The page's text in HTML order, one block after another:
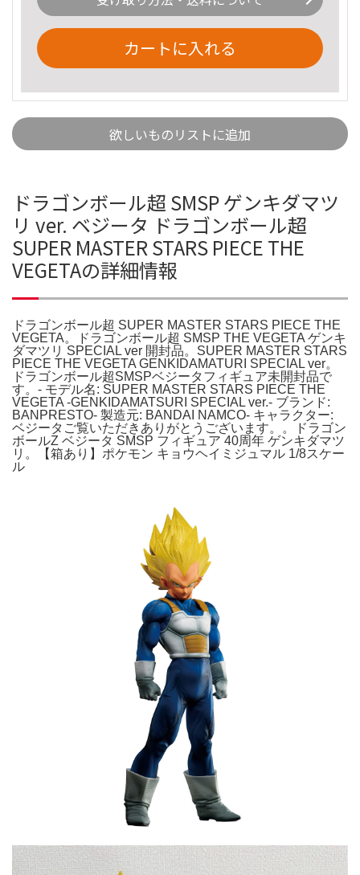
カートに入れる
欲しいものリストに追加
ドラゴンボール超 SMSP ゲンキダマツ
リ ver. ベジータ ドラゴンボール超
SUPER MASTER STARS PIECE THE
VEGETAの詳細情報
ドラゴンボール超 SUPER MASTER STARS PIECE THE
VEGETA。ドラゴンボール超 SMSP THE VEGETA ゲンキ
ダマツリ SPECIAL ver 開封品。SUPER MASTER STARS
PIECE THE VEGETA GENKIDAMATURI SPECIAL ver。
ドラゴンボール超SMSPベジータフィギュア未開封品で
す。- モデル名: SUPER MASTER STARS PIECE THE
VEGETA -GENKIDAMATSURI SPECIAL ver.- ブランド:
BANPRESTO- 製造元: BANDAI NAMCO- キャラクター:
ベジータご覧いただきありがとうございます。。ドラゴン
ボールZ ベジータ SMSP フィギュア 40周年 ゲンキダマツ
リ。【箱あり】ポケモン キョウヘイミジュマル 1/8スケー
ル